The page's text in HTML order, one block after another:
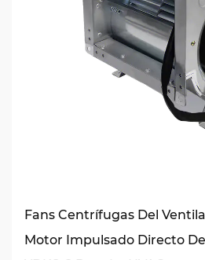
Fans Centrífugas Del
Motor Impulsado Directo